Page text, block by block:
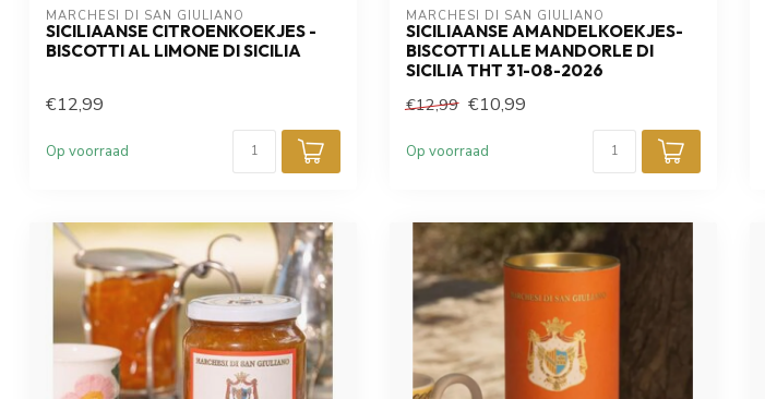
MARCHESI DI SAN GIULIANO
SICILIAANSE CITROENKOEKJES -
BISCOTTI AL LIMONE DI SICILIA
€12,99
Op voorraad
MARCHESI DI SAN GIULIANO
SICILIAANSE AMANDELKOEKJES-
BISCOTTI ALLE MANDORLE DI
SICILIA THT 31-08-2026
€12,99 €10,99
Op voorraad